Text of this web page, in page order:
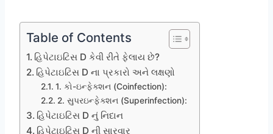
Table of Contents
હિપેટાઇટિસ D કેવી રીતે ફેલાય છે?
હિપેટાઇટિસ D ના પ્રકારો અને લક્ષણો
1. કો-ઇન્ફેક્શન (Coinfection):
2. સુપરઇન્ફેક્શન (Superinfection):
હિપેટાઇટિસ D નું નિદાન
હિપેટાઇટિસ D ની સારવાર